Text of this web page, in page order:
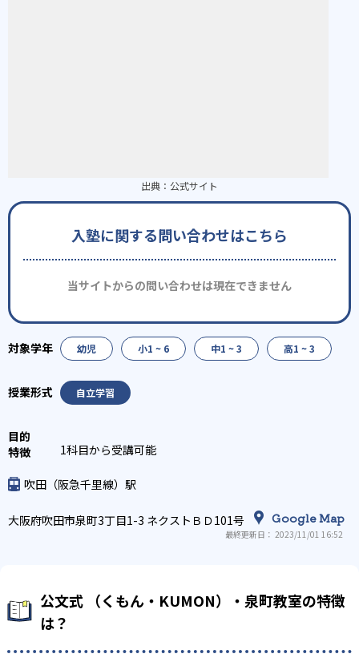
出典： 公式サイト
入塾に関する問い合わせはこちら
当サイトからの問い合わせは現在できません
幼児 小1 ~ 6 中1 ~ 3 高1 ~ 3
自立学習
1科目から受講可能
吹田（阪急千里線）駅
大阪府吹田市泉町3丁目1-3 ネクストＢＤ101号 Google Map
最終更新日： 2023/11/01 16:52
公文式 （くもん・KUMON）・泉町教室の特徴
は？